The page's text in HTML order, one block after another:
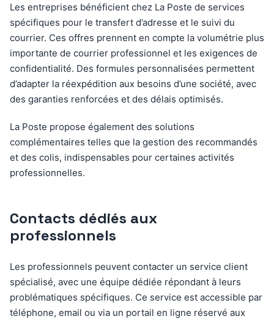
Les entreprises bénéficient chez La Poste de services
spécifiques pour le transfert d’adresse et le suivi du
courrier. Ces offres prennent en compte la volumétrie plus
importante de courrier professionnel et les exigences de
confidentialité. Des formules personnalisées permettent
d’adapter la réexpédition aux besoins d’une société, avec
des garanties renforcées et des délais optimisés.
La Poste propose également des solutions
complémentaires telles que la gestion des recommandés
et des colis, indispensables pour certaines activités
professionnelles.
Contacts dédiés aux
professionnels
Les professionnels peuvent contacter un service client
spécialisé, avec une équipe dédiée répondant à leurs
problématiques spécifiques. Ce service est accessible par
téléphone, email ou via un portail en ligne réservé aux